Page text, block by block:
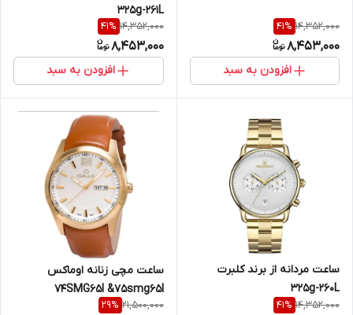
14,352,000
41%
8,453,000
افزودن به سبد
325g-261L
14,352,000
41%
8,453,000
افزودن به سبد
ساعت مردانه از برند کلبرت
325g-260L
14,352,000
41%
ساعت مچی زنانه اوماکس
74SMG65I &75smg65l
21,500,000
29%